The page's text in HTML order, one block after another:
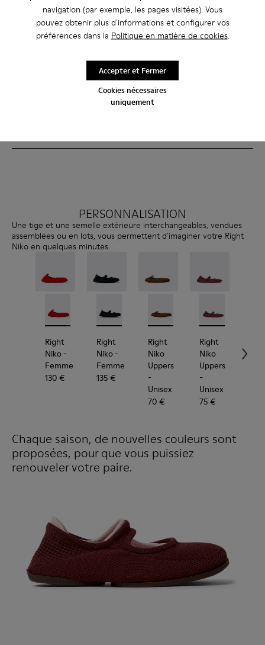
navigation (par exemple, les pages visitées). Vous
pouvez obtenir plus d'informations et configurer vos
préférences dans la Politique en matière de cookies.
Cookies nécessaires
uniquement
Accepter et Fermer
Europe, aux États-Unis et au Vietnam, où il est préparé en vue d'une
distribution mondiale.
Consommateurs
Les clients peuvent acheter la Right Niko entièrement assemblée ou
en lots séparés, combinant tige(s) et semelles extérieures pour la
personnalisation, le remplacement ou la réparation.
PERSONNALISATION
Une tige et une semelle extérieure interchangeables, vendues
assemblées ou en lots, vous permettent d'imaginer votre Right
Niko en quelques minutes.
Right Niko - K201945-003 - Ballerines rouges en
Right Niko - K201945-002
Right
Niko -
Femme
130 €
Right Niko - K201944-001 -
Right Niko - K201944-004
Right
Niko -
Femme
135 €
Right Niko Uppers -
Right Niko Uppers
Right
Niko
Uppers
-
Unisex
70 €
Right Niko
Right
Niko
Uppers
-
Unisex
75 €
Chaque saison, de nouvelles couleurs sont
proposées, pour que vous puissiez
renouveler votre paire.